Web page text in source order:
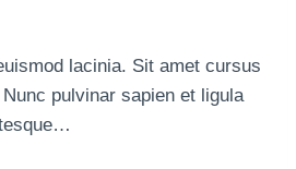
lacinia. Sit amet cursus
pulvinar sapien et ligula